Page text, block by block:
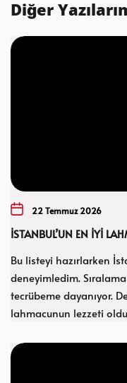
Diğer
22 Temmuz 2026
İSTANBUL’UN EN İYİ
Bu listeyi hazırlarken
deneyimledim.
tecrübeme dayanıyor.
lahmacunun lezzeti